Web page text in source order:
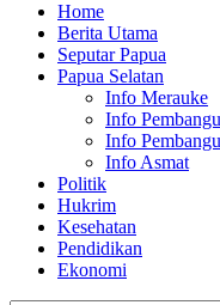
Home
Berita Utama
Seputar Papua
Papua Selatan
Info Merauke
Info
Info
Info Asmat
Politik
Hukrim
Kesehatan
Pendidikan
Ekonomi